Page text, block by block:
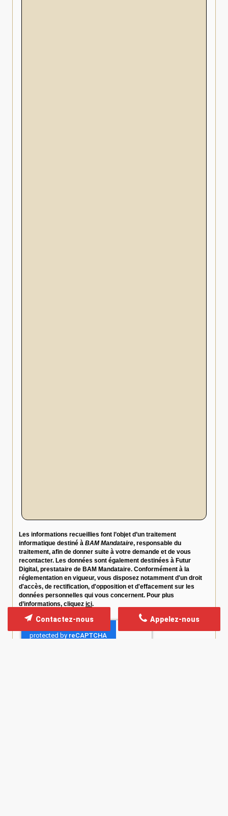
Les informations recueillies font l’objet d’un traitement
informatique destiné àBAM Mandataire, responsable du
traitement, afin de donner suite à votre demande et de vous
recontacter. Les données sont également destinées à Futur
Digital, prestataire de BAM Mandataire. Conformément à la
réglementation en vigueur, vous disposez notamment d'un droit
d'accès, de rectification, d'opposition et d'effacement sur les
données personnelles qui vous concernent. Pour plus
d’informations, cliquez ici.
Appelez-nous
Contactez-nous